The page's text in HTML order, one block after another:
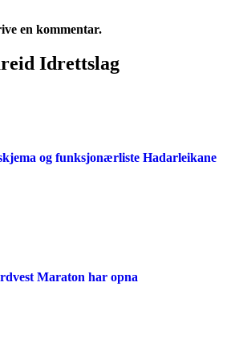
en kommentar.
Idrettslag
og funksjonærliste Hadarleikane
Maraton har opna